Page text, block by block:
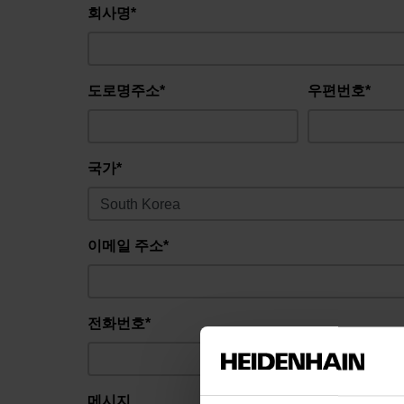
회사명*
도로명주소* 우편번호*
국가*
이메일 주소*
전화번호*